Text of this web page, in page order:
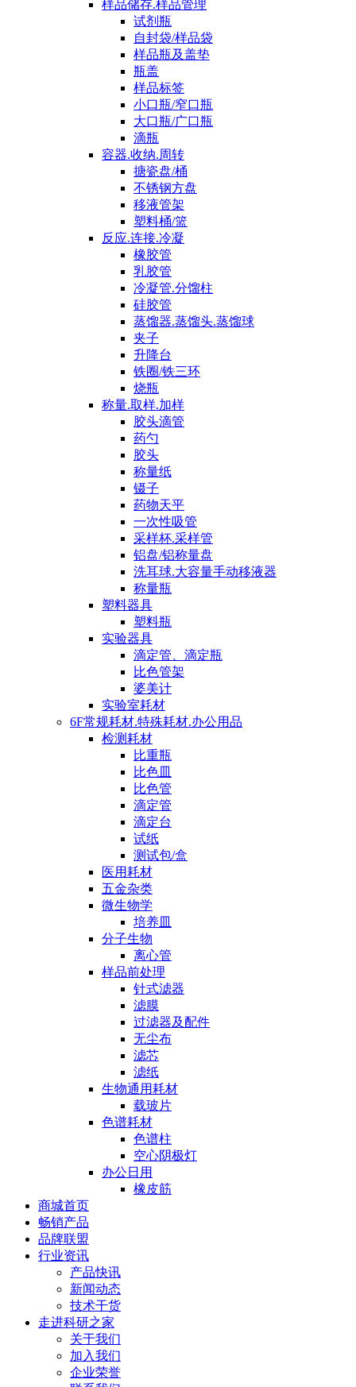
样品储存.样品管理
试剂瓶
自封袋/样品袋
样品瓶及盖垫
瓶盖
样品标签
小口瓶/窄口瓶
大口瓶/广口瓶
滴瓶
容器.收纳.周转
搪瓷盘/桶
不锈钢方盘
移液管架
塑料桶/篮
反应.连接.冷凝
橡胶管
乳胶管
冷凝管.分馏柱
硅胶管
蒸馏器.蒸馏头.蒸馏球
夹子
升降台
铁圈/铁三环
烧瓶
称量.取样.加样
胶头滴管
药勺
胶头
称量纸
镊子
药物天平
一次性吸管
采样杯.采样管
铝盘/铝称量盘
洗耳球.大容量手动移液器
称量瓶
塑料器具
塑料瓶
实验器具
滴定管、滴定瓶
比色管架
婆美计
实验室耗材
6F常规耗材.特殊耗材.办公用品
检测耗材
比重瓶
比色皿
比色管
滴定管
滴定台
试纸
测试包/盒
医用耗材
五金杂类
微生物学
培养皿
分子生物
离心管
样品前处理
针式滤器
滤膜
过滤器及配件
无尘布
滤芯
滤纸
生物通用耗材
载玻片
色谱耗材
色谱柱
空心阴极灯
办公日用
橡皮筋
商城首页
畅销产品
品牌联盟
行业资讯
产品快讯
新闻动态
技术干货
走进科研之家
关于我们
加入我们
企业荣誉